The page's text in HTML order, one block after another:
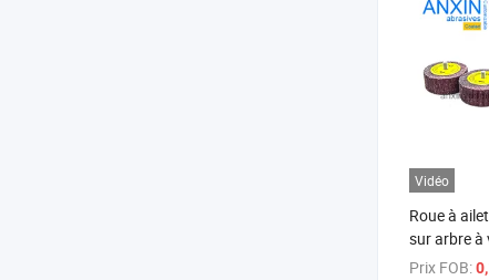
Vidéo
Roue à
sur arbre à
Prix FOB: